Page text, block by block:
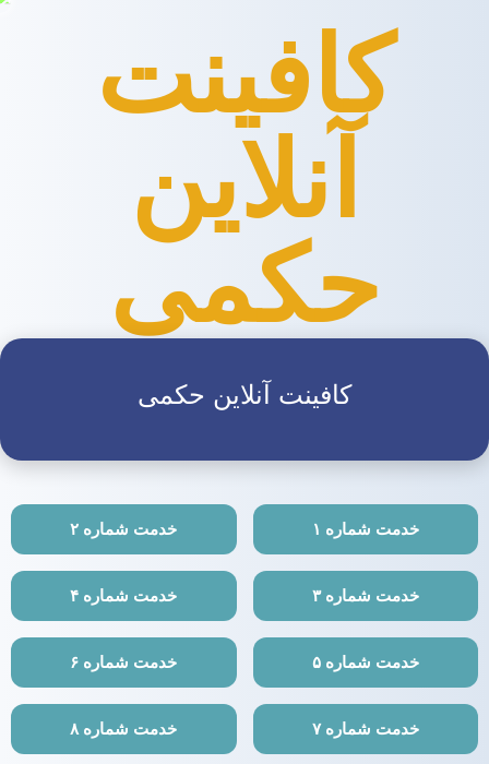
کافینت
آنلاین
حکمی
کافینت آنلاین حکمی
خدمت شماره ۱ خدمت شماره ۲
خدمت شماره ۳ خدمت شماره ۴
خدمت شماره ۵ خدمت شماره ۶
خدمت شماره ۷ خدمت شماره ۸